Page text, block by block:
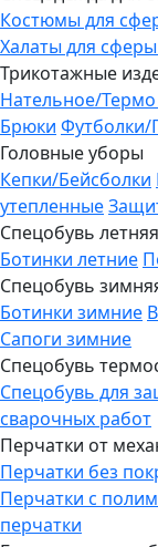
Костюмы для
Халаты для сферы
Трикотажные
Нательное/
Брюки Футболки/
Головные уборы
Кепки/Бейсболки
утепленные
Спецобувь летняя
Ботинки летние
Спецобувь
Ботинки зимние
Сапоги зимние
Спецобувь
Спецобувь для
сварочных работ
Перчатки от
Перчатки без
Перчатки с
перчатки